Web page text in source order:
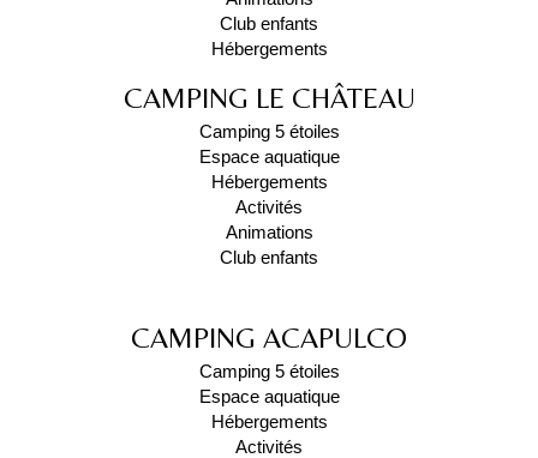
Club enfants
Hébergements
CAMPING LE CHÂTEAU
Camping 5 étoiles
Espace aquatique
Hébergements
Activités
Animations
Club enfants
CAMPING ACAPULCO
Camping 5 étoiles
Espace aquatique
Hébergements
Activités